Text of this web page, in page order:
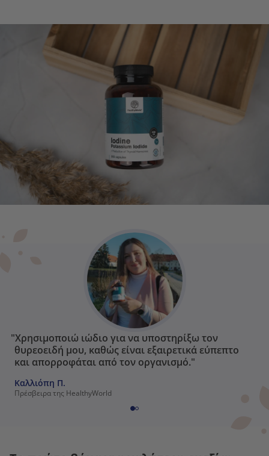
"Χρησιμοποιώ ιώδιο για να υποστηρίξω τον
θυρεοειδή μου, καθώς είναι εξαιρετικά εύπεπτο
και απορροφάται από τον οργανισμό."
Καλλιόπη Π.
Πρέσβειρα της HealthyWorld